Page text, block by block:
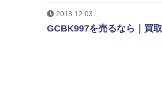
2018.12.03
GCBK997を売るなら｜買